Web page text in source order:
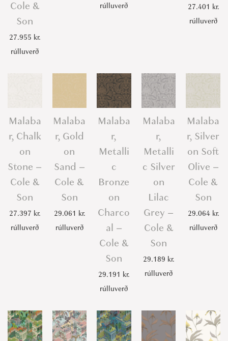
Cole &
Son
27.955 kr.
rúlluverð
rúlluverð
27.401 kr.
rúlluverð
Malaba
r, Chalk
on
Stone –
Cole &
Son
27.397 kr.
rúlluverð
Malaba
r, Gold
on
Sand –
Cole &
Son
29.061 kr.
rúlluverð
Malaba
r,
Metalli
c
Bronze
on
Charco
al –
Cole &
Son
29.191 kr.
rúlluverð
Malaba
r,
Metalli
c Silver
on
Lilac
Grey –
Cole &
Son
29.189 kr.
rúlluverð
Malaba
r, Silver
on Soft
Olive –
Cole &
Son
29.064 kr.
rúlluverð